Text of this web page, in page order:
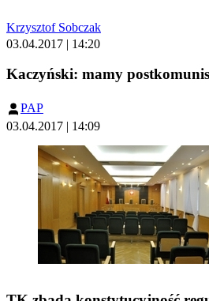
Krzysztof Sobczak
03.04.2017 | 14:20
Kaczyński: mamy
PAP
03.04.2017 | 14:09